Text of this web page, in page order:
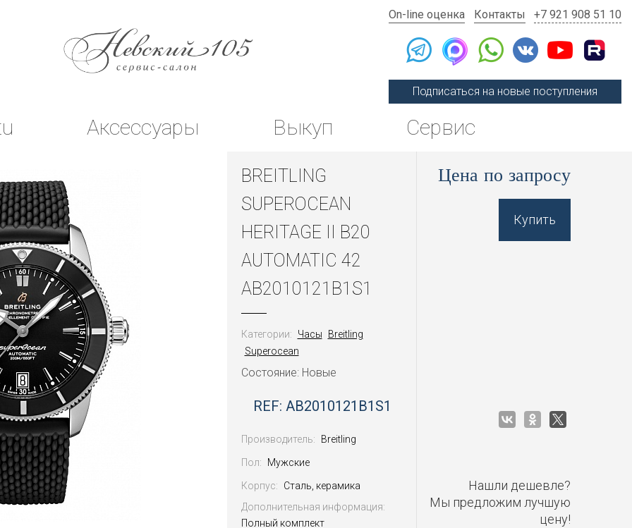
On-line оценка Контакты +7 921 908 51 10
Подписаться на новые поступления
Аксессуары Выкуп Сервис
BREITLING
SUPEROCEAN
HERITAGE II B20
AUTOMATIC 42
AB2010121B1S1
Категории: Часы
Breitling
Superocean
Состояние: Новые
REF: AB2010121B1S1
Производитель: Breitling
Пол: Мужские
Корпус:
Сталь, керамика
Дополнительная информация:
Полный комплект
Цена по запросу
Купить
Нашли дешевле?
Мы предложим лучшую
цену!